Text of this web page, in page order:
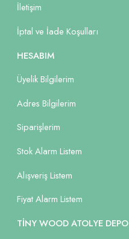
İletişim
İptal ve İade Koşulları
HESABIM
Üyelik Bilgilerim
Adres Bilgilerim
Siparişlerim
Stok Alarm Listem
Alışveriş Listem
Fiyat Alarm Listem
TİNY WOOD ATOLYE DEPO